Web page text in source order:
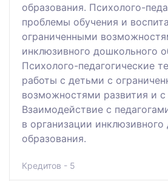
образования. Психолого-
проблемы обучения и
ограниченными
инклюзивного дошкольного
Психолого-педагогические
работы с детьми с
возможностями развития и
Взаимодействие с
в организации
образования.
Кредитов - 5